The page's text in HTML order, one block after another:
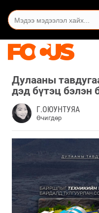
Дулааны
дэд бүтэц бэлэн
Г.ОЮУНТУЯА
Өчигдөр